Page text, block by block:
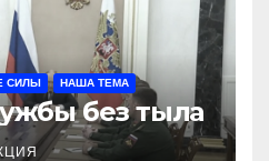
СИЛЫ НАША ТЕМА
без тыла